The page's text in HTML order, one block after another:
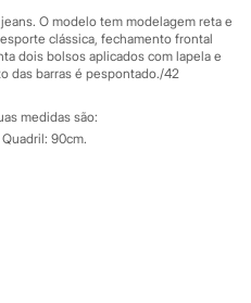
O modelo tem modelagem reta e
clássica, fechamento frontal
dois bolsos aplicados com lapela e
das barras é pespontado./42
medidas são:
90cm.